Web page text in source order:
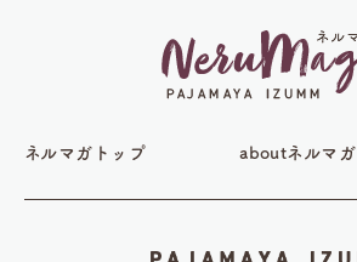
ネルマガトップ aboutネルマガ